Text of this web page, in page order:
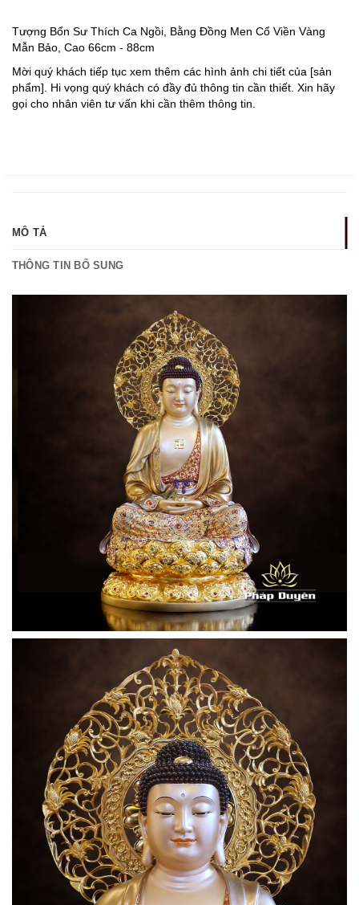
Tượng Bổn Sư Thích Ca Ngồi, Bằng Đồng Men Cổ Viền Vàng
Mẫn Bảo, Cao 66cm - 88cm
Mời quý khách tiếp tục xem thêm các hình ảnh chi tiết của [sản
phẩm]. Hi vọng quý khách có đầy đủ thông tin cần thiết. Xin hãy
gọi cho nhân viên tư vấn khi cần thêm thông tin.
MÔ TẢ
THÔNG TIN BỔ SUNG